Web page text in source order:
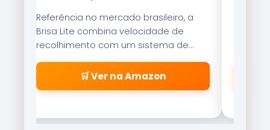
Referência no mercado brasileiro, a
Brisa Lite combina velocidade de
recolhimento com um sistema de
freio magnético que evita as famosas
\\\\\\\\\\\\\\\\\\\\\\\\\\\\\\\\
\\\\\\\\\\\\\\\\\\\\\\\\\\\\\\\\
🛒 Ver na Amazon